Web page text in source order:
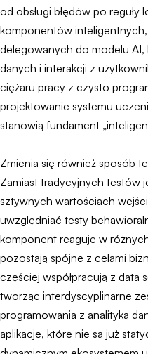
od obsługi błędów po
komponentów
delegowanych do modelu
danych i interakcji z
ciężaru pracy z czysto
projektowanie systemu
stanowią fundament
Zmienia się również sposób
Zamiast tradycyjnych testów
sztywnych wartościach
uwzględniać testy
komponent reaguje w
pozostają spójne z celami
częściej współpracują z data
tworząc interdyscyplinarne
programowania z analityką
aplikacje, które nie są już